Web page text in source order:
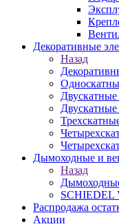
Декоративные
Назад
Дымоходные и
Назад
SCHIEDEL
Распродажа
Акции